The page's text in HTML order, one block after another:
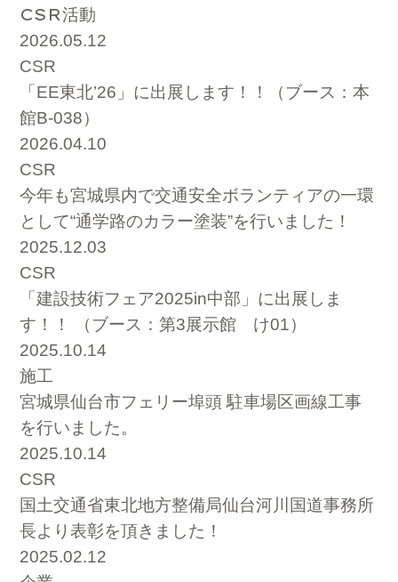
CSR活動
2026.05.12
CSR
「EE東北’26」に出展します！！（ブース：本
館B-038）
2026.04.10
CSR
今年も宮城県内で交通安全ボランティアの一環
として“通学路のカラー塗装”を行いました！
2025.12.03
CSR
「建設技術フェア2025in中部」に出展しま
す！！ （ブース：第3展示館 け01）
2025.10.14
施工
宮城県仙台市フェリー埠頭 駐車場区画線工事
を行いました。
2025.10.14
CSR
国土交通省東北地方整備局仙台河川国道事務所
長より表彰を頂きました！
2025.02.12